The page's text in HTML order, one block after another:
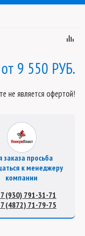
9 550 РУБ.
не является офертой!
заказа просьба
к менеджеру
компании
(930) 791-31-71
(4872) 71-79-75